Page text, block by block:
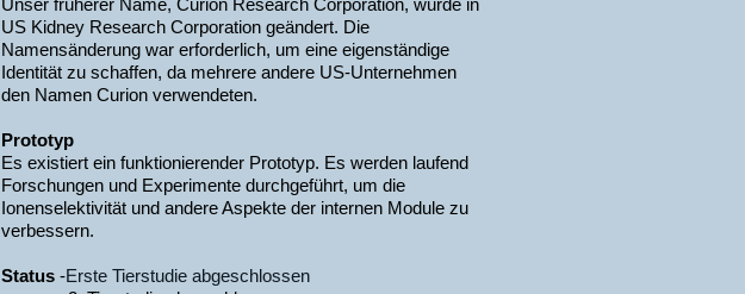
Unser früherer Name, Curion Research Corporation, wurde in
US Kidney Research Corporation geändert. Die
Namensänderung war erforderlich, um eine eigenständige
Identität zu schaffen, da mehrere andere US-Unternehmen
den Namen Curion verwendeten.
Prototyp
Es existiert ein funktionierender Prototyp. Es werden laufend
Forschungen und Experimente durchgeführt, um die
Ionenselektivität und andere Aspekte der internen Module zu
verbessern.
Status -Erste Tierstudie abgeschlossen